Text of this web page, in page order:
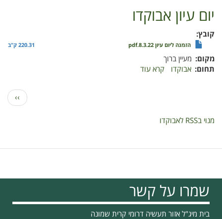
יום עיון אבוקדו
קובץ
הזמנה ליום עיון 8.3.22.pdf 220.31 ק"ב
מקום מעיין ברוך
תחום אבוקדו קרא עוד
הדף
הבא
››
מנוי בRSS לאבוקדו
שמרו על קשר
בית מיג"ל אזור תעשיה דרומי קרית שמונה